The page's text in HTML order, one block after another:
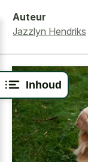
Inhoud
Auteur
Jazzlyn Hendriks